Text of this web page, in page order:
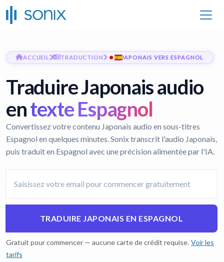
ACCUEIL TRADUCTION JAPONAIS VERS ESPAGNOL
Traduire Japonais audio
entexte Espagnol
Convertissez votre contenu Japonais audio en sous-titres
Espagnol en quelques minutes. Sonix transcrit l'audio Japonais,
puis traduit en Espagnol avec une précision alimentée par l'IA.
TRADUIRE JAPONAIS EN ESPAGNOL
Gratuit pour commencer — aucune carte de crédit requise. Voir les
tarifs